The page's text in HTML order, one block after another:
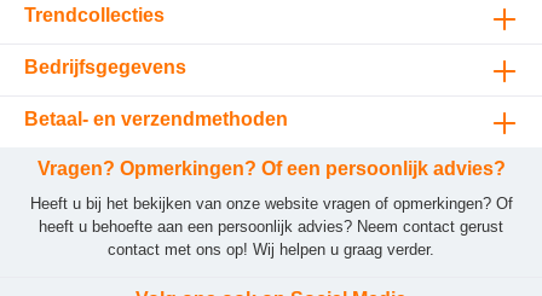
Trendcollecties
Bedrijfsgegevens
Betaal- en verzendmethoden
Vragen? Opmerkingen? Of een persoonlijk advies?
Heeft u bij het bekijken van onze website vragen of opmerkingen? Of
heeft u behoefte aan een persoonlijk advies? Neem contact gerust
contact met ons op! Wij helpen u graag verder.